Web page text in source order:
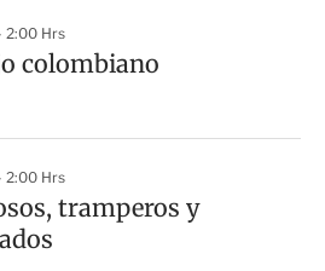
2:00 Hrs
colombiano
2:00 Hrs
tramperos y